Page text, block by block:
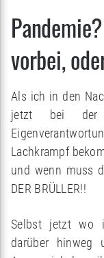
vorbei,
Als ich in den
jetzt bei der
Lachkrampf
und wenn muss
DER BRÜLLER!!
Selbst jetzt wo
darüber